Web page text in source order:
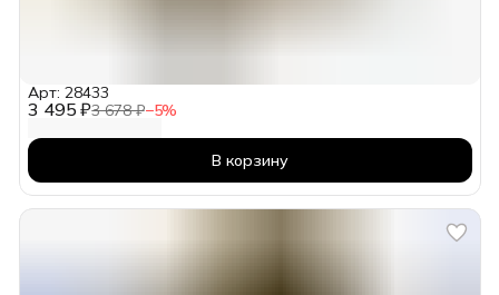
3 495 ₽3 678 ₽−5%
Арт: 28433
В корзину